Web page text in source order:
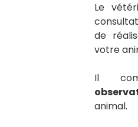
Le
de
votre
Il
animal.